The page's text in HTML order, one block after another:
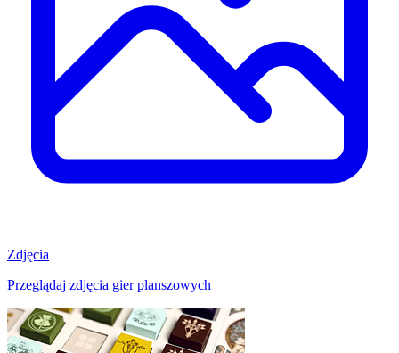
Zdjęcia
Przeglądaj zdjęcia gier planszowych